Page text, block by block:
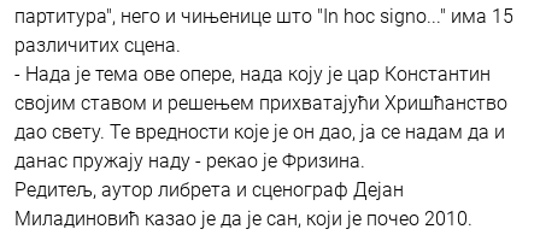
партитура", него и чињенице што "In hoc signo..." има 15
различитих сцена.
- Нада је тема ове опере, нада коју је цар Константин
својим ставом и решењем прихватајући Хришћанство
дао свету. Те вредности које је он дао, ја се надам да и
данас пружају наду - рекао је Фризина.
Редитељ, аутор либрета и сценограф Дејан
Миладиновић казао је да је сан, који је почео 2010.